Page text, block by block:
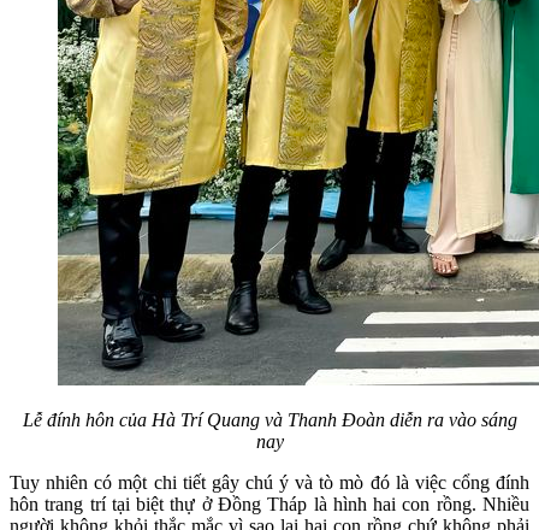
Lễ đính hôn của Hà Trí Quang và Thanh Đoàn diễn ra vào sáng
nay
Tuy nhiên có một chi tiết gây chú ý và tò mò đó là việc cổng đính
hôn trang trí tại biệt thự ở Đồng Tháp là hình hai con rồng. Nhiều
người không khỏi thắc mắc vì sao lại hai con rồng chứ không phải